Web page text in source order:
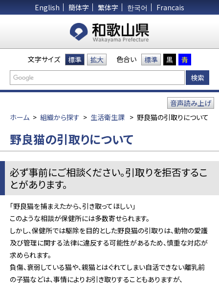
English 簡体字 繁体字 한국어 Francais
文字サイズ 標準 拡大 色合い 標準 黒 青
ホーム > 組織から探す > 生活衛生課 > 野良猫の引取りについて
音声読み上げ
野良猫の引取りについて
必ず事前にご相談ください。引取りを拒否するこ
とがあります。
「野良猫を捕まえたから、引き取ってほしい」
このような相談が保健所には多数寄せられます。
しかし、保健所では駆除を目的とした野良猫の引取りは、動物の愛護
及び管理に関する法律に違反する可能性があるため、慎重な対応が
求められます。
負傷、衰弱している猫や、親猫とはぐれてしまい自活できない離乳前
の子猫などは、事情によりお引き取りすることもありますが、